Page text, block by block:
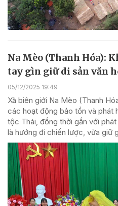
Na Mèo (Thanh Hóa):
tay gìn giữ di sản văn
05/12/2025 19:49
Xã biên giới Na Mèo (Thanh
các hoạt động bảo tồn và phát
tộc Thái, đồng thời gắn với
là hướng đi chiến lược, vừa giữ